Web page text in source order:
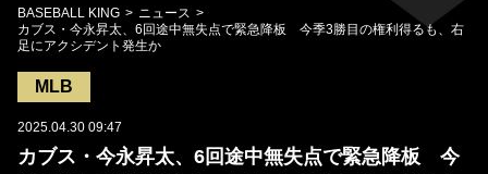
Mute
BASEBALL KING
ニュース
カブス・今永昇太、6回途中無失点で緊急降板 今季3勝目の権利得るも、右
足にアクシデント発生か
MLB
2025.04.30 09:47
カブス・今永昇太、6回途中無失点で緊急降板 今